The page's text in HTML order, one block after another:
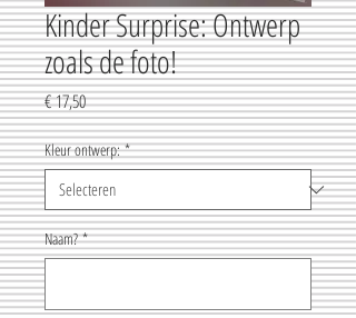
Kinder Surprise: Ontwerp
zoals de foto!
€ 17,50Prijs
Kleur ontwerp: *
Naam? *